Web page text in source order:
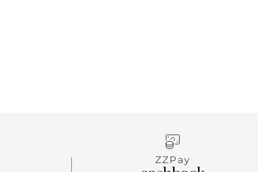
ZZPay